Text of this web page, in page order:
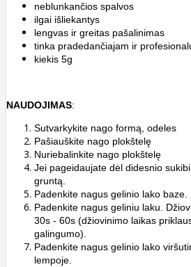
neblunkančios spalvos
ilgai išliekantys
lengvas ir greitas pašalinimas
tinka pradedančiajam ir
kiekis 5g
NAUDOJIMAS:
Sutvarkykite nago formą, odeles
Pašiauškite nago plokštelę
Nuriebalinkite nago plokštelę
Jei pageidaujate dėl didesnio
gruntą.
Padenkite nagus gelinio lako baze.
Padenkite nagus geliniu laku.
30s - 60s (džiovinimo laikas
galingumo).
Padenkite nagus gelinio lako
lempoje.